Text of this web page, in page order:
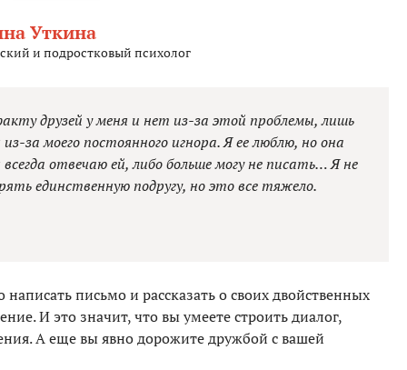
Уткина
и подростковый психолог
друзей у меня и нет из-за этой проблемы, лишь
за моего постоянного игнора. Я ее люблю, но она
отвечаю ей, либо больше могу не писать… Я не
единственную подругу, но это все тяжело.
письмо и рассказать о своих двойственных
И это значит, что вы умеете строить диалог,
А еще вы явно дорожите дружбой с вашей